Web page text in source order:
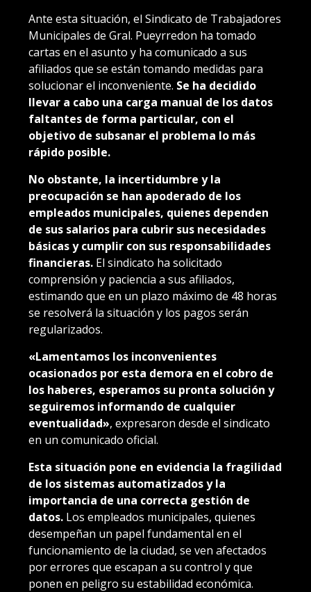
Ante esta situación, el Sindicato de Trabajadores
Municipales de Gral. Pueyrredon ha tomado
cartas en el asunto y ha comunicado a sus
afiliados que se están tomando medidas para
solucionar el inconveniente. Se ha decidido
llevar a cabo una carga manual de los datos
faltantes de forma particular, con el
objetivo de subsanar el problema lo más
rápido posible.
No obstante, la incertidumbre y la
preocupación se han apoderado de los
empleados municipales, quienes dependen
de sus salarios para cubrir sus necesidades
básicas y cumplir con sus responsabilidades
financieras. El sindicato ha solicitado
comprensión y paciencia a sus afiliados,
estimando que en un plazo máximo de 48 horas
se resolverá la situación y los pagos serán
regularizados.
«Lamentamos los inconvenientes
ocasionados por esta demora en el cobro de
los haberes, esperamos su pronta solución y
seguiremos informando de cualquier
eventualidad», expresaron desde el sindicato
en un comunicado oficial.
Esta situación pone en evidencia la fragilidad
de los sistemas automatizados y la
importancia de una correcta gestión de
datos. Los empleados municipales, quienes
desempeñan un papel fundamental en el
funcionamiento de la ciudad, se ven afectados
por errores que escapan a su control y que
ponen en peligro su estabilidad económica.